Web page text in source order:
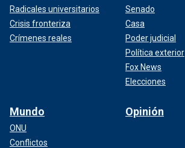
Radicales universitarios
Crisis fronteriza
Crímenes reales
Senado
Casa
Poder judicial
Política exterior
Fox News
Elecciones
Mundo
ONU
Conflictos
Opinión